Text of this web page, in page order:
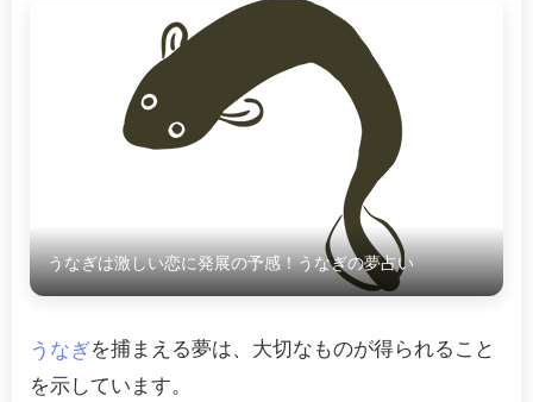
うなぎは激しい恋に発展の予感！うなぎの夢占い
うなぎを捕まえる夢は、大切なものが得られること
を示しています。